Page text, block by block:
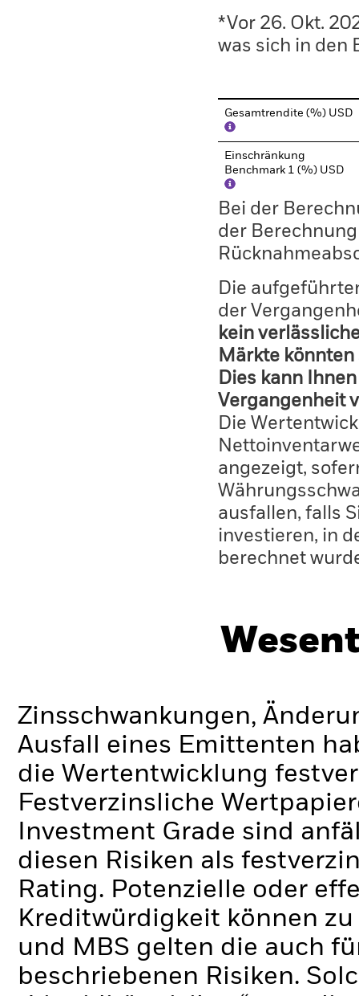
*Vor 26. Okt.
was sich in den
Gesamtrendite (%) USD
Einschränkung
Benchmark 1 (%) USD
Bei der
der
Die
der
kein
Märkte
Dies kann
Vergangenheit
Die
angezeigt,
ausfallen, falls
investieren, in
berechnet
Zinsschwankungen,
Ausfall eines Emittenten
die Wertentwicklung
Festverzinsliche
Investment Grade sind
diesen Risiken als
Rating. Potenzielle oder
Kreditwürdigkeit können
und MBS gelten die auch
beschriebenen Risiken.